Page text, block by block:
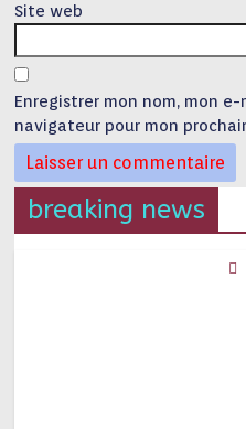
Site web
Enregistrer mon nom, mon
navigateur pour mon
breaking news